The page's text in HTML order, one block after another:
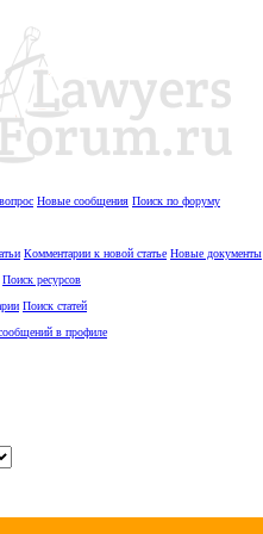
Новые сообщения Поиск по форуму
Комментарии к новой статье Новые документы
Поиск ресурсов
Поиск статей
в профиле